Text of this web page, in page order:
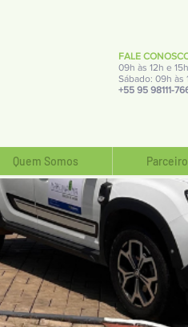
FALE
09h às 12h e
Sábado: 09h às
+55 95 98111-
Quem Somos